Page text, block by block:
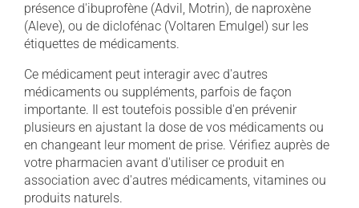
présence d'ibuprofène (Advil, Motrin), de naproxène
(Aleve), ou de diclofénac (Voltaren Emulgel) sur les
étiquettes de médicaments.
Ce médicament peut interagir avec d'autres
médicaments ou suppléments, parfois de façon
importante. Il est toutefois possible d'en prévenir
plusieurs en ajustant la dose de vos médicaments ou
en changeant leur moment de prise. Vérifiez auprès de
votre pharmacien avant d'utiliser ce produit en
association avec d'autres médicaments, vitamines ou
produits naturels.